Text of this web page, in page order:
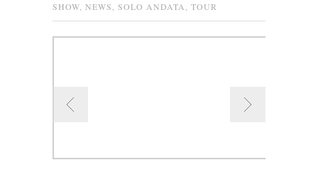
SHOW, NEWS, SOLO ANDATA, TOUR